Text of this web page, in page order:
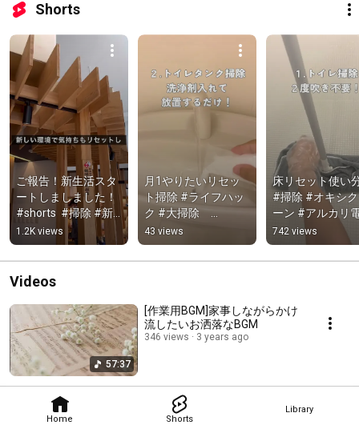
Home Shorts
Library
Shorts
ご報告！新生活スタ
ートしましました！
#shorts  #掃除 #新
生活
1.2K views
月1やりたいリセッ
ト掃除 #ライフハッ
ク #大掃除
#shorts #掃除
43 views
床リセット使い
#掃除 #オキシ
ーン #アルカリ
水 #大掃除
742 views
Videos
57:37
[作業用BGM]家事しながらかけ
流したいお洒落なBGM
346 views 3 years ago